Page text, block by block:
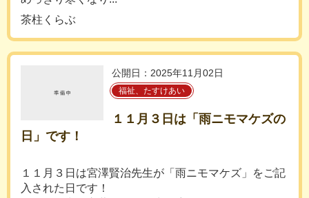
茶柱くらぶ
公開日：2025年11月02日
福祉、たすけあい
１１月３日は「雨ニモマケズの
日」です！
１１月３日は宮澤賢治先生が「雨ニモマケズ」をご記
入された日です！